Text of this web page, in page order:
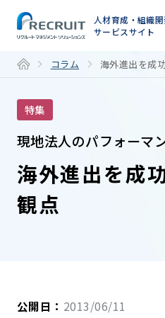
人材育成・組織
サービスサイト
コラム 海外進出を成
特集
現地法人のパフォーマ
海外進出を成
観点
公開日： 2013/06/11